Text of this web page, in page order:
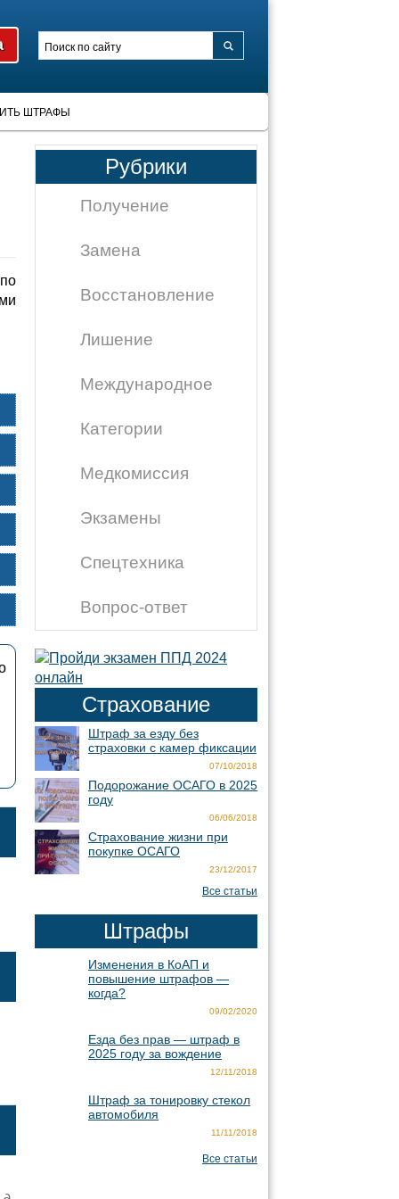
ШТРАФЫ
Рубрики
Получение
Замена
Восстановление
Лишение
Международное
Категории
Медкомиссия
Экзамены
Спецтехника
Вопрос-ответ
Страхование
Штраф за езду без
страховки с камер фиксации
07/10/2018
Подорожание ОСАГО в 2025
году
06/06/2018
Страхование жизни при
покупке ОСАГО
23/12/2017
Все статьи
Штрафы
Изменения в КоАП и
повышение штрафов —
когда?
09/02/2020
Езда без прав — штраф в
2025 году за вождение
12/11/2018
Штраф за тонировку стекол
автомобиля
11/11/2018
Все статьи